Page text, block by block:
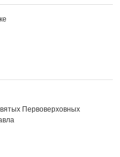
Первоверховных